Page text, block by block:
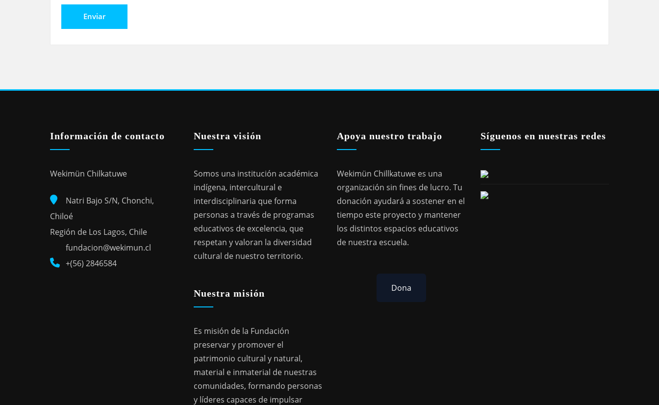
Información de contacto
Wekimün Chilkatuwe
Natri Bajo S/N, Chonchi,
Chiloé
Región de Los Lagos, Chile
fundacion@wekimun.cl
+(56) 2846584
Nuestra visión
Somos una institución académica
indígena, intercultural e
interdisciplinaria que forma
personas a través de programas
educativos de excelencia, que
respetan y valoran la diversidad
cultural de nuestro territorio.
Nuestra misión
Es misión de la Fundación
preservar y promover el
patrimonio cultural y natural,
material e inmaterial de nuestras
comunidades, formando personas
y líderes capaces de impulsar
Apoya nuestro trabajo
Wekimün Chillkatuwe es una
organización sin fines de lucro. Tu
donación ayudará a sostener en el
tiempo este proyecto y mantener
los distintos espacios educativos
de nuestra escuela.
Dona
Síguenos en nuestras redes